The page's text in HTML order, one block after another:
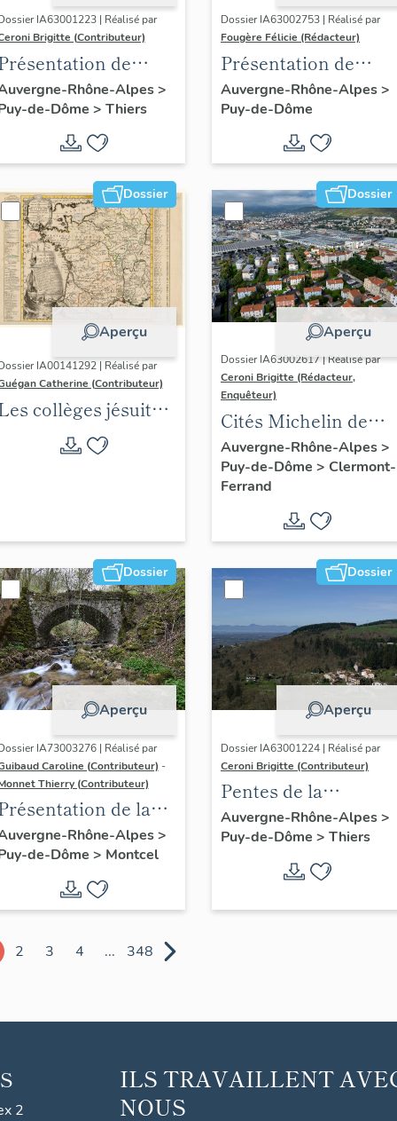
IA63001223 | Réalisé par
Brigitte (Contributeur)
de
thématique
"Pentes de
commune de
Rhône-Alpes>
de-Dôme > Thiers
Dossier IA63002753 | Réalisé par
Fougère Félicie (Rédacteur)
Présentation de
l'opération
d'inventaire des
boulevards de
ceinture de
Clermont-Ferrand
Auvergne-Rhône-Alpes>
Puy-de-Dôme
Dossier
Aperçu
IA00141292 | Réalisé par
Catherine (Contributeur)
collèges jésuites
Régime
1763) dans la
Dossier
Aperçu
Dossier IA63002617 | Réalisé par
Ceroni Brigitte (Rédacteur,
Enquêteur)
Cités Michelin de
l'agglomération
clermontoise
Auvergne-Rhône-Alpes>
Puy-de-Dôme > Clermont-
Ferrand
Dossier
Aperçu
IA73003276 | Réalisé par
Caroline (Contributeur) -
Thierry (Contributeur)
de la
de
Rhône-Alpes>
de-Dôme > Montcel
Dossier
Aperçu
Dossier IA63001224 | Réalisé par
Ceroni Brigitte (Contributeur)
Pentes de la
commune de Thiers
Auvergne-Rhône-Alpes>
Puy-de-Dôme > Thiers
2 3 4 ... 348
2
ILS TRAVAILLENT
NOUS